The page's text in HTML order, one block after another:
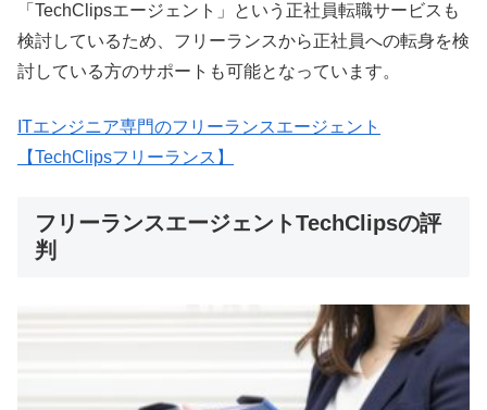
「TechClipsエージェント」という正社員転職サービスも
検討しているため、フリーランスから正社員への転身を検
討している方のサポートも可能となっています。
ITエンジニア専門のフリーランスエージェント
【TechClipsフリーランス】
フリーランスエージェントTechClipsの評
判